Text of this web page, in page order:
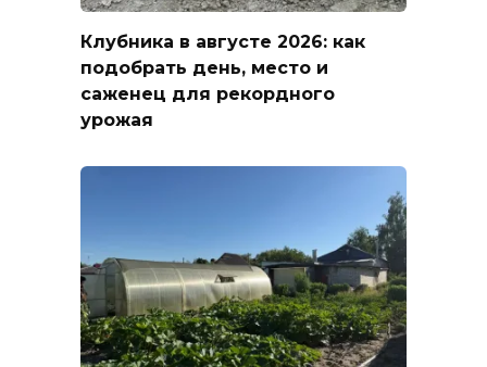
Клубника в августе 2026: как
подобрать день, место и
саженец для рекордного
урожая